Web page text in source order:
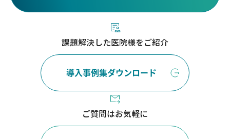
課題解決した医院様をご紹介
導入事例集ダウンロード
ご質問はお気軽に